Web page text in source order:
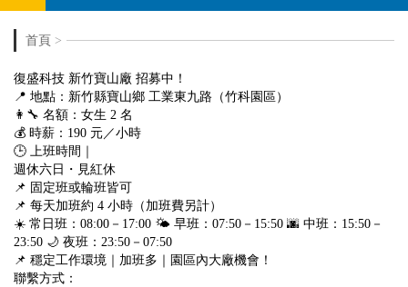
首頁 >
復盛科技 新竹寶山廠 招募中！
📍 地點：新竹縣寶山鄉 工業東九路（竹科園區）
👩‍🔧 名額：女生 2 名
💰 時薪：190 元／小時
🕒 上班時間｜
週休六日・見紅休
📌 固定班或輪班皆可
📌 每天加班約 4 小時（加班費另計）
☀️ 常日班：08:00－17:00 🌤️ 早班：07:50－15:50 🌆 中班：15:50－
23:50 🌙 夜班：23:50－07:50
📌 穩定工作環境｜加班多｜園區內大廠機會！
聯繫方式：